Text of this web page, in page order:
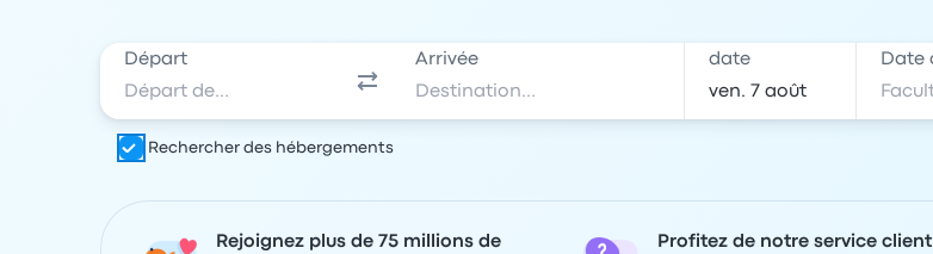
Départ Arrivée date
Rechercher des hébergements
Rejoignez plus de 75 millions de
Profitez de notre service client